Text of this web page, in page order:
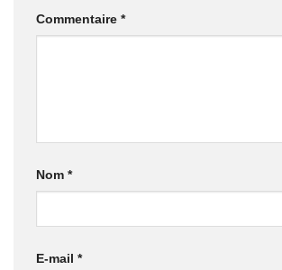
Commentaire *
Nom *
E-mail *